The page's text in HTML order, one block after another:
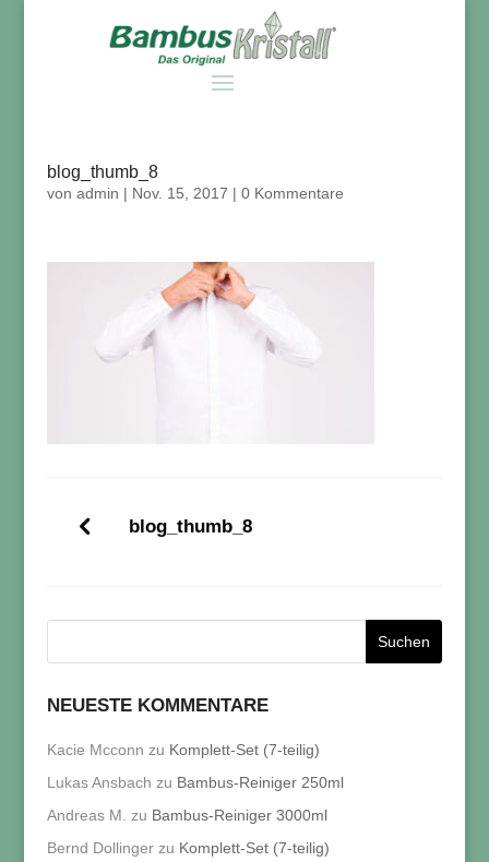
blog_thumb_8
von admin | Nov. 15, 2017 | 0 Kommentare
blog_thumb_8
NEUESTE KOMMENTARE
Kacie Mcconn zu Komplett-Set (7-teilig)
Lukas Ansbach zu Bambus-Reiniger 250ml
Andreas M.
zu Bambus-Reiniger 3000ml
Bernd Dollingerzu Komplett-Set (7-teilig)